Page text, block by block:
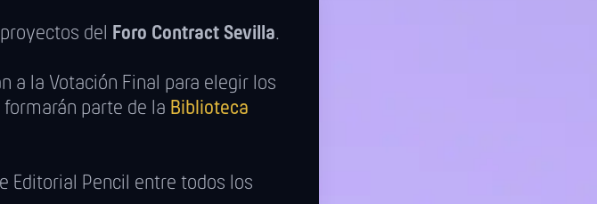
del Foro Contract Sevilla.
a la Votación Final para elegir los
parte de la Biblioteca
Editorial Pencil entre todos los